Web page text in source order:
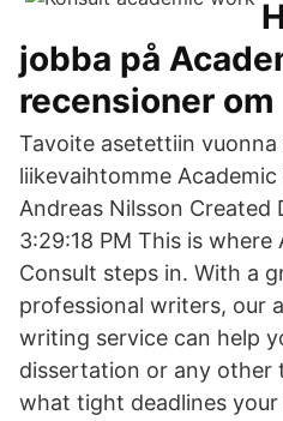
jobba på
recensioner om
Tavoite asetettiin vuonna
liikevaihtomme
Andreas Nilsson Created
3:29:18 PM This is where
Consult steps in. With a
professional writers, our
writing service can help
dissertation or any other
what tight deadlines